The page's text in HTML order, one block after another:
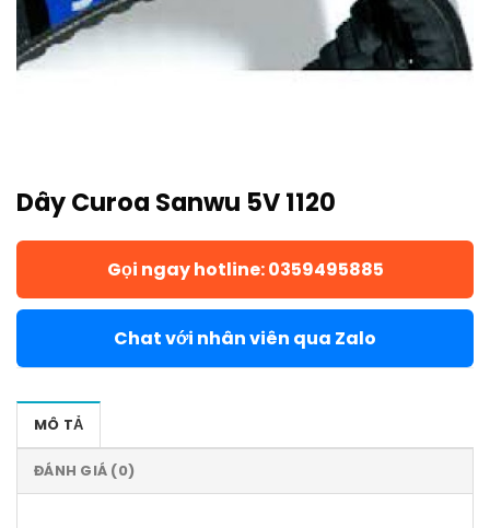
Dây Curoa Sanwu 5V 1120
Gọi ngay hotline: 0359495885
Chat với nhân viên qua Zalo
MÔ TẢ
ĐÁNH GIÁ (0)